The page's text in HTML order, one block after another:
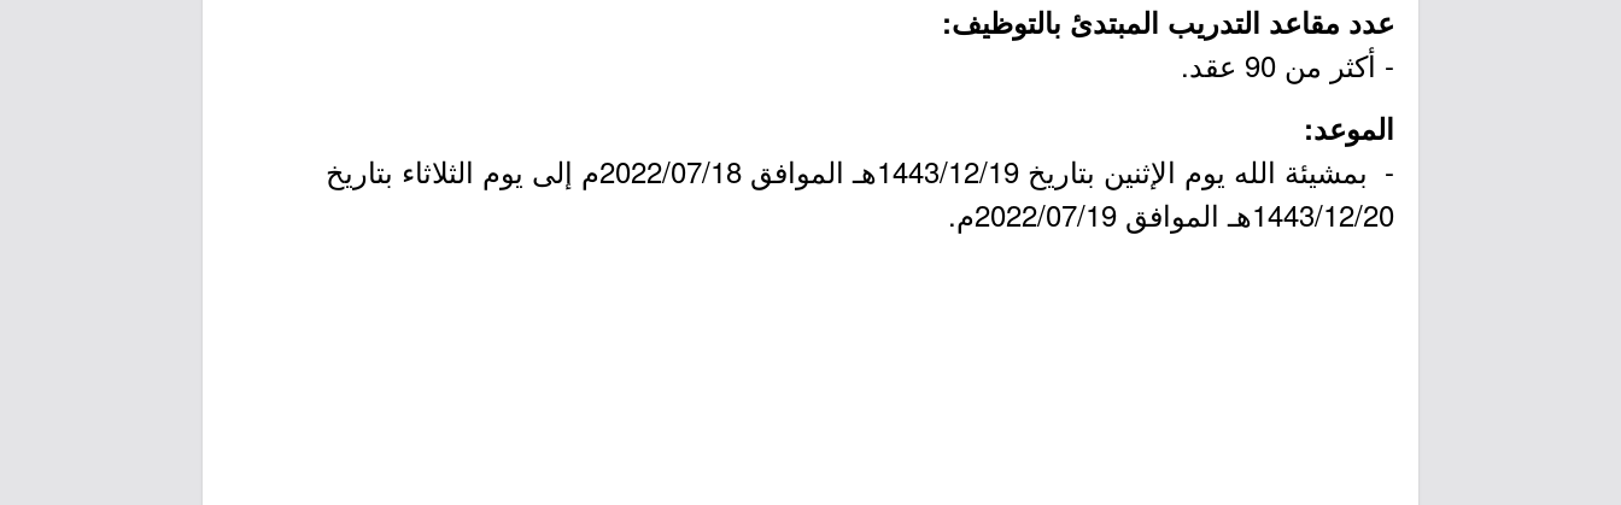
عدد مقاعد التدريب المبتدئ بالتوظيف:
- أكثر من 90 عقد.
الموعد:
- بمشيئة الله يوم الإثنين بتاريخ 1443/12/19هـ الموافق 2022/07/18م إلى يوم الثلاثاء بتاريخ
1443/12/20هـ الموافق 2022/07/19م.